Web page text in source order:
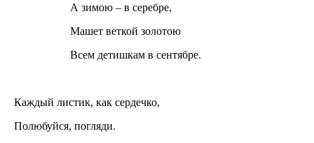
А зимою – в серебре,
Машет веткой золотою
Всем детишкам в сентябре.
Каждый листик, как сердечко,
Полюбуйся, погляди.